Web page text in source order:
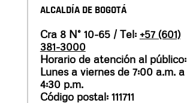
ALCALDÍA DE BOGOTÁ
Cra 8 N° 10-65 / Tel: +57 (601)
381-3000
Horario de atención al público:
Lunes a viernes de 7:00 a.m. a
4:30 p.m.
Código postal: 111711